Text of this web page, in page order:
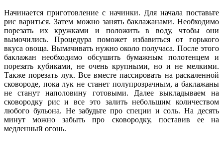
Начинается приготовление с начинки. Для начала поставьте
рис вариться. Затем можно занять баклажанами. Необходимо
порезать их кружками и положить в воду, чтобы они
вымочились. Процедура поможет избавиться от горького
вкуса овоща. Вымачивать нужно около получаса. После этого
баклажан необходимо обсушить бумажным полотенцем и
порезать кубиками, не очень крупными, но и не мелкими.
Также порезать лук. Все вместе пассировать на раскаленной
сковороде, пока лук не станет полупрозрачным, а баклажаны
не станут наполовину готовыми. Далее выкладываем на
сковородку рис и все это залить небольшим количеством
любого бульона. Не забудьте про специи и соль. На десять
минут можно забыть про сковородку, поставив ее на
медленный огонь.